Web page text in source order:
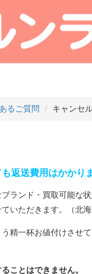
るご質問 キャンセ
返送費用はかかり
ランド・買取可能な
いただきます。（北海
精一杯お値付けさせ
ことはできません。